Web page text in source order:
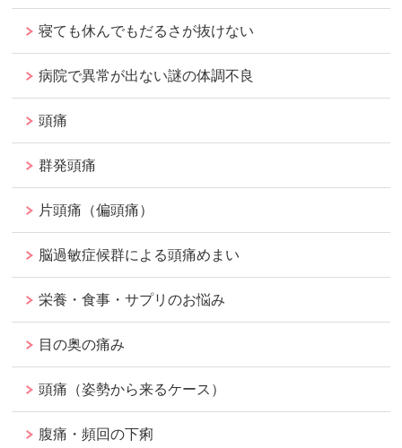
寝ても休んでもだるさが抜けない
病院で異常が出ない謎の体調不良
頭痛
群発頭痛
片頭痛（偏頭痛）
脳過敏症候群による頭痛めまい
栄養・食事・サプリのお悩み
目の奥の痛み
頭痛（姿勢から来るケース）
腹痛・頻回の下痢